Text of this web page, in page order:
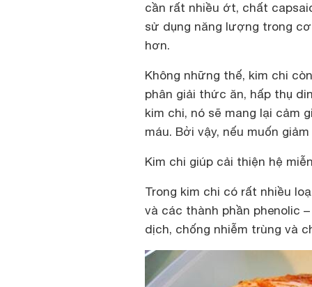
cần rất nhiều ớt, chất
sử dụng năng lượng trong
hơn.
Không những thế, kim chi
phân giải thức ăn, hấp thụ
kim chi, nó sẽ mang lại cảm
máu. Bởi vậy, nếu muốn
Kim chi giúp cải thiện hệ
Trong kim chi có rất nhiều
và các thành phần phenolic
dịch, chống nhiễm trùng và